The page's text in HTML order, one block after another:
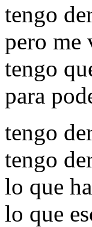
tengo
pero me
tengo
para
tengo
tengo
lo que
lo que